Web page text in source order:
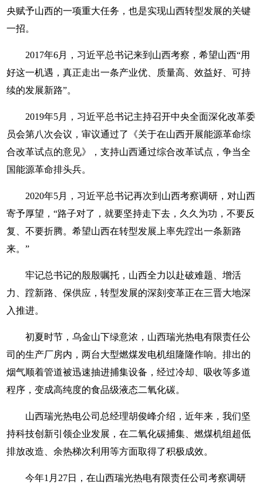
央赋予山西的一项重大任务，也是实现山西转型发展的关键
一招。
2017年6月，习近平总书记来到山西考察，希望山西“用
好这一机遇，真正走出一条产业优、质量高、效益好、可持
续的发展新路”。
2019年5月，习近平总书记主持召开中央全面深化改革委
员会第八次会议，审议通过了《关于在山西开展能源革命综
合改革试点的意见》，支持山西通过综合改革试点，争当全
国能源革命排头兵。
2020年5月，习近平总书记再次到山西考察调研，对山西
寄予厚望，“路子对了，就要坚持走下去，久久为功，不要反
复、不要折腾。希望山西在转型发展上率先蹚出一条新路
来。”
牢记总书记的殷殷嘱托，山西全力以赴破难题、增活
力、蹚新路、保供应，转型发展的深刻变革正在三晋大地深
入推进。
初夏时节，乌金山下绿意浓，山西瑞光热电有限责任公
司的生产厂房内，两台大型燃煤发电机组隆隆作响。排出的
烟气顺着管道被迅速抽进捕集设备，经过冷却、吸收等多道
程序，变成高纯度的食品级液态二氧化碳。
山西瑞光热电公司总经理胡俊峰介绍，近年来，我们坚
持科技创新引领企业发展，在二氧化碳捕集、燃煤机组超低
排放改造、余热梯次利用等方面取得了积极成效。
今年1月27日，在山西瑞光热电有限责任公司考察调研